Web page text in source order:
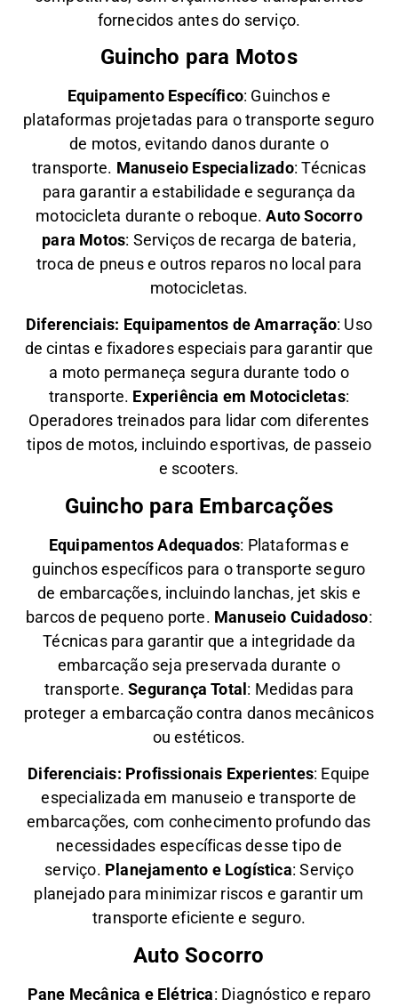
fornecidos antes do serviço.
Guincho para Motos
Equipamento Específico: Guinchos e
plataformas projetadas para o transporte seguro
de motos, evitando danos durante o
transporte. Manuseio Especializado: Técnicas
para garantir a estabilidade e segurança da
motocicleta durante o reboque.Auto Socorro
para Motos: Serviços de recarga de bateria,
troca de pneus e outros reparos no local para
motocicletas.
Diferenciais: Equipamentos de Amarração: Uso
de cintas e fixadores especiais para garantir que
a moto permaneça segura durante todo o
transporte. Experiência em Motocicletas:
Operadores treinados para lidar com diferentes
tipos de motos, incluindo esportivas, de passeio
e scooters.
Guincho para Embarcações
Equipamentos Adequados: Plataformas e
guinchos específicos para o transporte seguro
de embarcações, incluindo lanchas, jet skis e
barcos de pequeno porte. Manuseio Cuidadoso:
Técnicas para garantir que a integridade da
embarcação seja preservada durante o
transporte.Segurança Total : Medidas para
proteger a embarcação contra danos mecânicos
ou estéticos.
Diferenciais: Profissionais Experientes: Equipe
especializada em manuseio e transporte de
embarcações, com conhecimento profundo das
necessidades específicas desse tipo de
serviço. Planejamento e Logística: Serviço
planejado para minimizar riscos e garantir um
transporte eficiente e seguro.
Auto Socorro
Pane Mecânica e Elétrica: Diagnóstico e reparo